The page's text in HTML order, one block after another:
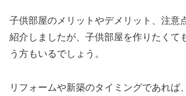
子供部屋のメリットやデメリット、注意
紹介しましたが、子供部屋を作りたくて
う方もいるでしょう。
リフォームや新築のタイミングであれば